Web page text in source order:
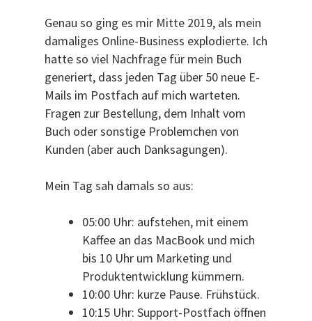
Genau so ging es mir Mitte 2019, als mein
damaliges Online-Business explodierte. Ich
hatte so viel Nachfrage für mein Buch
generiert, dass jeden Tag über 50 neue E-
Mails im Postfach auf mich warteten.
Fragen zur Bestellung, dem Inhalt vom
Buch oder sonstige Problemchen von
Kunden (aber auch Danksagungen).
Mein Tag sah damals so aus:
05:00 Uhr: aufstehen, mit einem
Kaffee an das MacBook und mich
bis 10 Uhr um Marketing und
Produktentwicklung kümmern.
10:00 Uhr: kurze Pause. Frühstück.
10:15 Uhr: Support-Postfach öffnen